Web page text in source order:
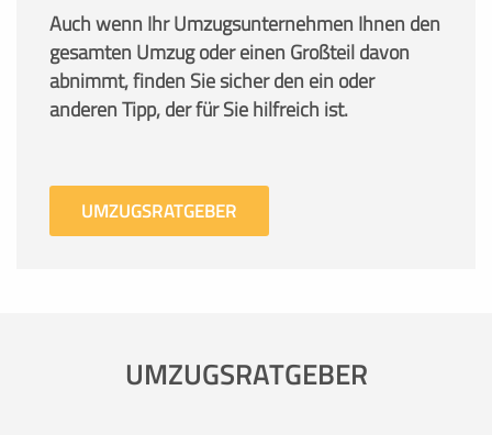
Auch wenn Ihr Umzugsunternehmen Ihnen den
gesamten Umzug oder einen Großteil davon
abnimmt, finden Sie sicher den ein oder
anderen Tipp, der für Sie hilfreich ist.
UMZUGSRATGEBER
UMZUGSRATGEBER